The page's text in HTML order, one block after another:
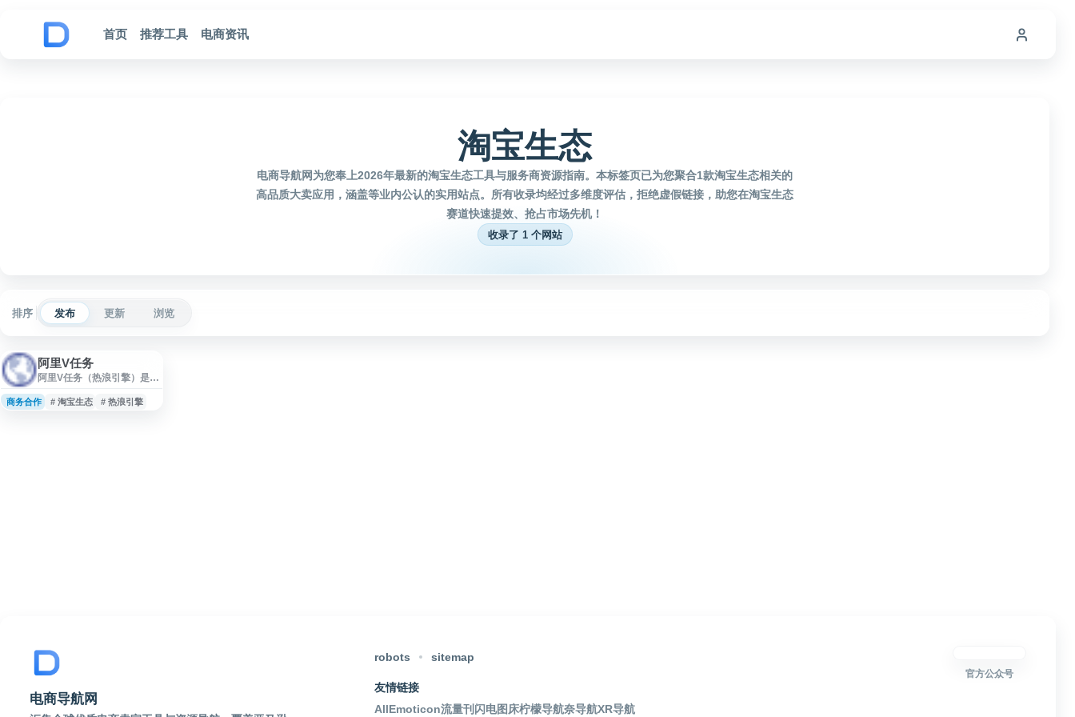
首页
推荐工具 电商资讯
淘宝生态
电商导航网为您奉上2026年最新的淘宝生态工具与服务商资源指南。本标签页已为您聚合1款淘宝生态相关的
高品质大卖应用，涵盖等业内公认的实用站点。所有收录均经过多维度评估，拒绝虚假链接，助您在淘宝生态
赛道快速提效、抢占市场先机！
收录了 1 个网站
排序 发布 更新 浏览
阿里V任务
阿里V任务（热浪引擎）是阿
台，面向商家、品牌与内容
创作者，提供货品推广、达
商务合作 # 淘宝生态 # 热浪引擎
电商导航网
robots sitemap
友情链接
AllEmoticon流量刊 闪电图床柠檬导航奈导航XR导航
官方公众号